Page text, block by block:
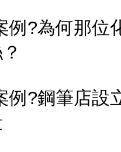
例?為何那位
例?鋼筆店設